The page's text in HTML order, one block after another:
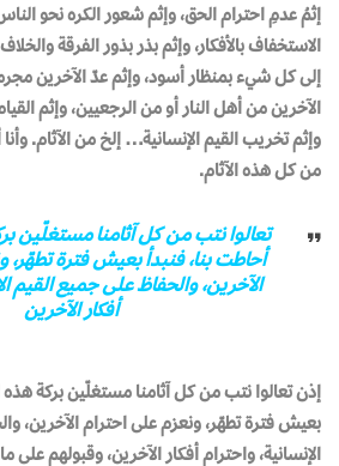
إثمُ عدمِ احترام الحق، وإثم شعور الكره نحو
الاستخفاف بالأفكار، وإثم بذر بذور الفرقة
إلى كل شيء بمنظار أسود، وإثم عدّ الآخرين
الآخرين من أهل النار أو من الرجعيين، وإثم
وإثم تخريب القيم الإنسانية… إلخ من الآثام. وأنا
من كل هذه الآثام.
تعالوا نتب من كل آثامنا مستغلّين
أحاطت بنا، فنبدأ بعيش فترة تطهّر،
الآخرين، والحفاظ على جميع القيم
أفكار الآخرين
إذن تعالوا نتب من كل آثامنا مستغلّين بركة هذه
بعيش فترة تطهّر، ونعزم على احترام الآخرين،
الإنسانية، واحترام أفكار الآخرين، وقبولهم على